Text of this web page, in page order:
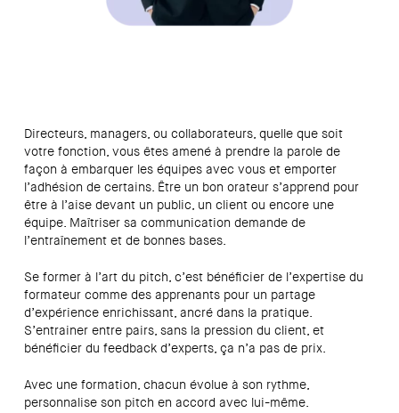
Directeurs, managers, ou collaborateurs, quelle que soit
votre fonction, vous êtes amené à prendre la parole de
façon à embarquer les équipes avec vous et emporter
l’adhésion de certains. Être un bon orateur s’apprend pour
être à l’aise devant un public, un client ou encore une
équipe. Maîtriser sa communication demande de
l’entraînement et de bonnes bases.
Se former à l’art du pitch, c’est bénéficier de l’expertise du
formateur comme des apprenants pour un partage
d’expérience enrichissant, ancré dans la pratique.
S’entrainer entre pairs, sans la pression du client, et
bénéficier du feedback d’experts, ça n’a pas de prix.
Avec une formation, chacun évolue à son rythme,
personnalise son pitch en accord avec lui-même.